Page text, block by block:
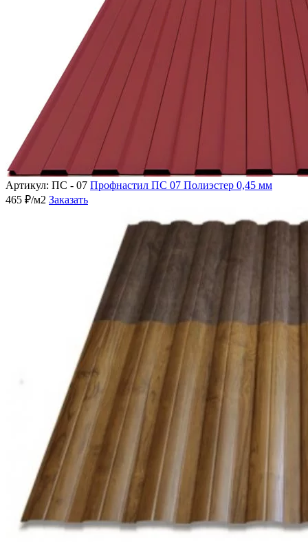
Артикул: ПС - 07 Профнастил ПС 07 Полиэстер 0,45 мм
465 ₽/м2 Заказать